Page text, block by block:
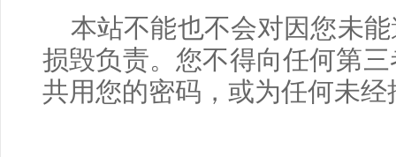
本站不能也不会对因您未
损毁负责。您不得向任何第
共用您的密码，或为任何未